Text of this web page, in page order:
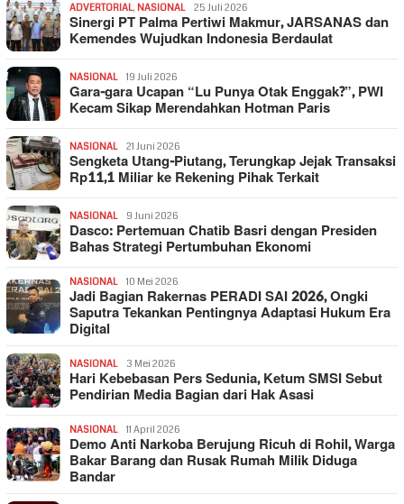
ADVERTORIAL, NASIONAL 25 Juli 2026
Sinergi PT Palma Pertiwi Makmur, JARSANAS dan
Kemendes Wujudkan Indonesia Berdaulat
NASIONAL 19 Juli 2026
Gara-gara Ucapan “Lu Punya Otak Enggak?”, PWI
Kecam Sikap Merendahkan Hotman Paris
NASIONAL 21 Juni 2026
Sengketa Utang-Piutang, Terungkap Jejak Transaksi
Rp11,1 Miliar ke Rekening Pihak Terkait
NASIONAL 9 Juni 2026
Dasco: Pertemuan Chatib Basri dengan Presiden
Bahas Strategi Pertumbuhan Ekonomi
NASIONAL 10 Mei 2026
Jadi Bagian Rakernas PERADI SAI 2026, Ongki
Saputra Tekankan Pentingnya Adaptasi Hukum Era
Digital
NASIONAL 3 Mei 2026
Hari Kebebasan Pers Sedunia, Ketum SMSI Sebut
Pendirian Media Bagian dari Hak Asasi
NASIONAL 11 April 2026
Demo Anti Narkoba Berujung Ricuh di Rohil, Warga
Bakar Barang dan Rusak Rumah Milik Diduga
Bandar